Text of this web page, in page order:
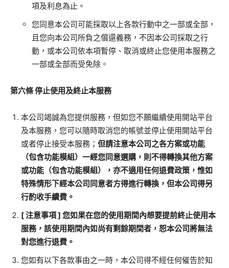
項及利息為止。
您同意本公司可能採取以上各款行動中之一部或全部，
且您向本公司所負之償還義務，不因本公司採取之行
動，或本公司依本項暫停、取消或終止您使用本服務之
一部或全部而受免除。
第六條停止使用及終止本服務
本公司竭誠為您提供服務，但如您不願繼續使用開站平台
及本服務，您可以隨時取消您的帳號並停止使用開站平台
或者停止接受本服務； 但請注意本公司之各方案或功能
（包含功能模組）一經您同意選購，則不得轉換其他方案
或功能（包含功能模組），亦不適用任何退費政策，惟如
特殊情形下經本公司同意者方得進行轉換，但本公司得另
行酌收手續費。
[注意事項] 您如果在您的使用期間內想要提前終止使用本
服務，該使用期間內如尚有剩餘期間者，恕本公司將無法
對您進行退費。
您如有以下各款事由之一時，本公司得不經任何催告於知